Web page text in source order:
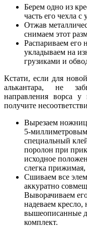
Берем одно из
часть его чехла с
Отжав
снимаем этот
Распариваем его
укладываем на
грузиками и
Кстати, если для
алькантара, не
направления ворса
получите
Вырезаем
5-
специальный
поролон при
исходное
слегка
Сшиваем все
аккуратно
Выворачиваем
надеваем кресло,
вышеописанные
комплект.